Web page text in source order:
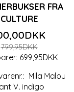
FRA
CULTURE
799,95DKK
699,95DKK
Mila Malou
V. indigo